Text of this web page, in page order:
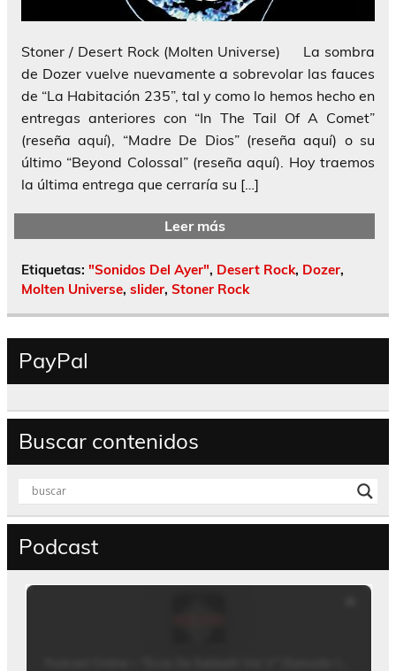
Stoner / Desert Rock (Molten Universe) La sombra
de Dozer vuelve nuevamente a sobrevolar las fauces
de “La Habitación 235”, tal y como lo hemos hecho en
entregas anteriores con “In The Tail Of A Comet”
(reseña aquí), “Madre De Dios” (reseña aquí) o su
último “Beyond Colossal” (reseña aquí). Hoy traemos
la última entrega que cerraría su […]
Leer más
Etiquetas: "Sonidos Del Ayer", Desert Rock, Dozer,
Molten Universe, slider, Stoner Rock
PayPal
Buscar contenidos
Podcast